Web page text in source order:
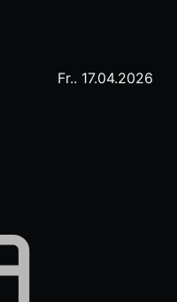
Fr.. 17.04.2026